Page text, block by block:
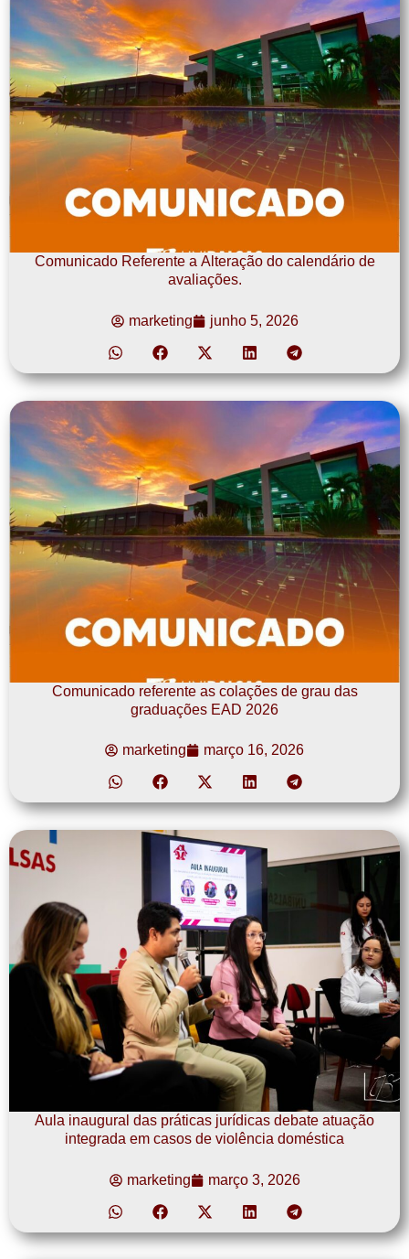
Comunicado Referente a Alteração do calendário de
avaliações.
marketing junho 5, 2026
Comunicado referente as colações de grau das
graduações EAD 2026
marketing março 16, 2026
Aula inaugural das práticas jurídicas debate atuação
integrada em casos de violência doméstica
marketing março 3, 2026